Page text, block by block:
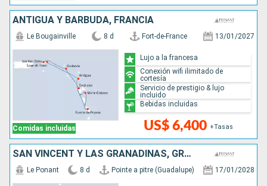
ANTIGUA Y BARBUDA, FRANCIA
Comidas incluidas
Le Bougainville 8 d Fort-de-France 13/01/2027
US$ 6,400 +Tasas
Lujo a la francesa
Conexión wifi ilimitado de
cortesía
Servicio de prestigio & lujo
incluido
Bebidas incluidas
SAN VINCENT Y LAS GRANADINAS, GRENADA, SANTA LUCIA, DOMINICA
Le Ponant 8 d Pointe a pitre (Guadalupe) 17/01/2028